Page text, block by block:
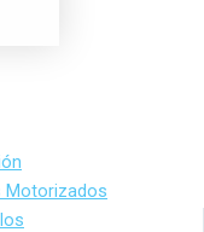
Motorizados